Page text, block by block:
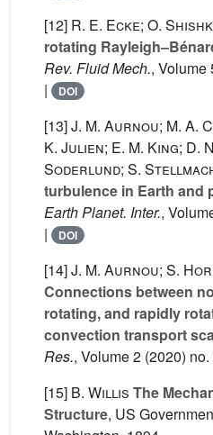
[12] R. E. Ecke; O.
rotating
Rev. Fluid Mech., Volume
|
DOI
[13]J. M. Aurnou; M. A.
K. Julien; E. M. King; D.
Soderlund; S.
turbulence in Earth and
Earth Planet. Inter.,
|
DOI
[14]J. M. Aurnou; S.
Connections between
rotating, and rapidly
convection transport
Res., Volume 2 (2020)
[15] B. Willis The
Structure, US